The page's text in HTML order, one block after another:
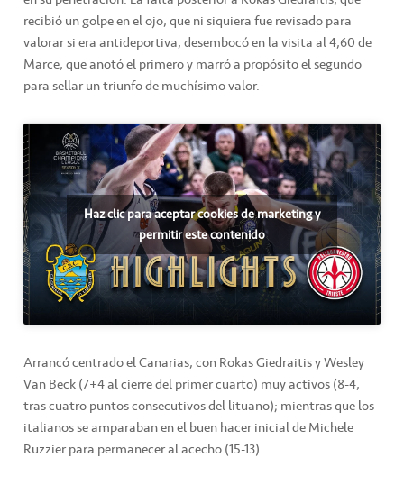
recibió un golpe en el ojo, que ni siquiera fue revisado para
valorar si era antideportiva, desembocó en la visita al 4,60 de
Marce, que anotó el primero y marró a propósito el segundo
para sellar un triunfo de muchísimo valor.
Haz clic para aceptar cookies de marketing y
permitir este contenido
Arrancó centrado el Canarias, con Rokas Giedraitis y Wesley
Van Beck (7+4 al cierre del primer cuarto) muy activos (8-4,
tras cuatro puntos consecutivos del lituano); mientras que los
italianos se amparaban en el buen hacer inicial de Michele
Ruzzier para permanecer al acecho (15-13).